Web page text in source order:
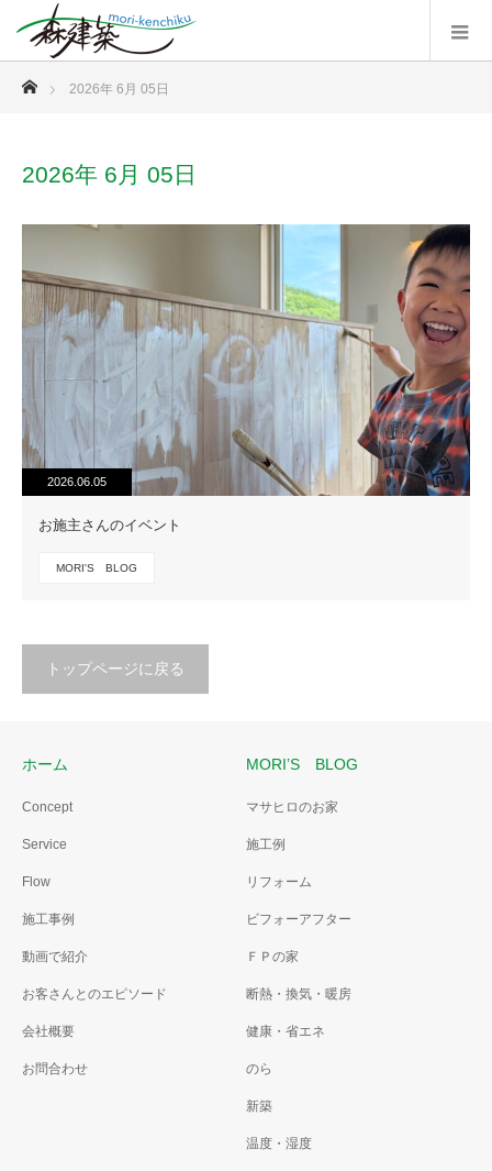
ホーム
2026年 6月 05日
2026年 6月 05日
2026.06.05
お施主さんのイベント
MORI'S BLOG
トップページに戻る
ホーム
Concept
Service
Flow
施工事例
動画で紹介
お客さんとのエピソード
会社概要
お問合わせ
MORI’S BLOG
マサヒロのお家
施工例
リフォーム
ビフォーアフター
ＦＰの家
断熱・換気・暖房
健康・省エネ
のら
新築
温度・湿度